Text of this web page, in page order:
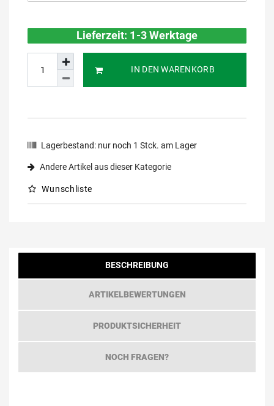
Lieferzeit: 1-3 Werktage
IN DEN WARENKORB
Lagerbestand: nur noch 1 Stck. am Lager
Andere Artikel aus dieser Kategorie
Wunschliste
BESCHREIBUNG
ARTIKELBEWERTUNGEN
PRODUKTSICHERHEIT
NOCH FRAGEN?